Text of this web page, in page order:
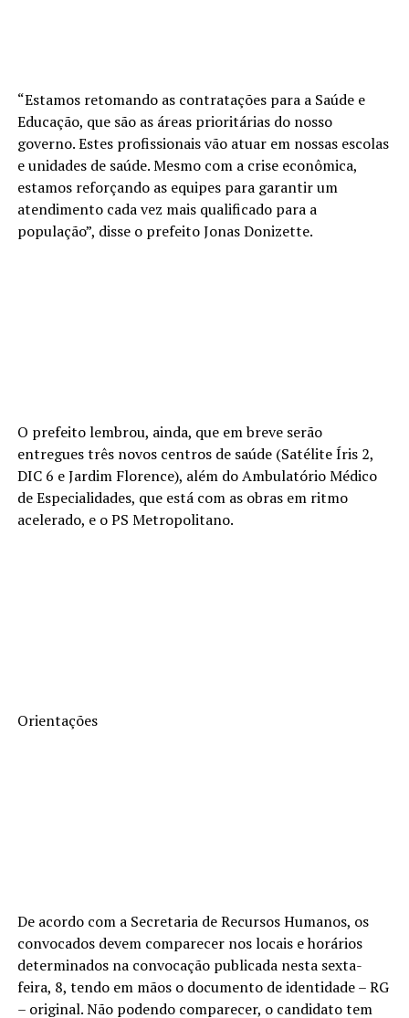
“Estamos retomando as contratações para a Saúde e
Educação, que são as áreas prioritárias do nosso
governo. Estes profissionais vão atuar em nossas escolas
e unidades de saúde. Mesmo com a crise econômica,
estamos reforçando as equipes para garantir um
atendimento cada vez mais qualificado para a
população”, disse o prefeito Jonas Donizette.
O prefeito lembrou, ainda, que em breve serão
entregues três novos centros de saúde (Satélite Íris 2,
DIC 6 e Jardim Florence), além do Ambulatório Médico
de Especialidades, que está com as obras em ritmo
acelerado, e o PS Metropolitano.
Orientações
De acordo com a Secretaria de Recursos Humanos, os
convocados devem comparecer nos locais e horários
determinados na convocação publicada nesta sexta-
feira, 8, tendo em mãos o documento de identidade – RG
– original. Não podendo comparecer, o candidato tem